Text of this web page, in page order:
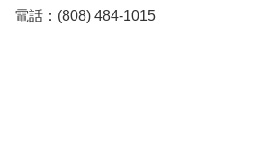
電話：(808) 484-1015